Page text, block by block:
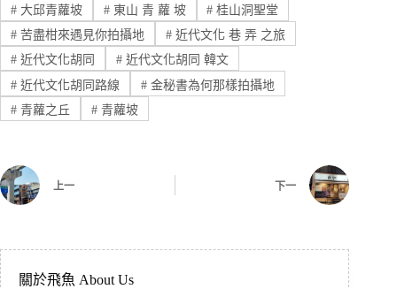
#大邱青蘿坡 #東山 青 蘿 坡 # 桂山洞聖堂
#苦盡柑來遇見你拍攝地 #近代文化 巷 弄 之旅
#近代文化胡同 #近代文化胡同 韓文
#近代文化胡同路線 #金秘書為何那樣拍攝地
#青蘿之丘 #青蘿坡
上一 下一
關於飛魚 About Us